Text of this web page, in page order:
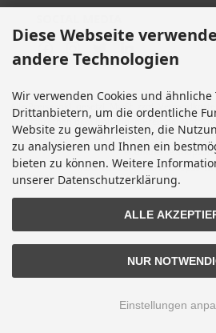
Alle Preise inkl. gesetzl. MwSt. zzgl. Versandkosten
entsprechen dem bisherigen Preis bei
Motorradteile & Motorrad Ersatzteile © 2026 |
eCommerce
modified eCommerce
Diese Webseite
andere Technologien
Wir verwenden Cookies und
Drittanbietern, um die ordentliche
Website zu gewährleisten, die
zu analysieren und Ihnen ein
bieten zu können. Weitere
unserer Datenschutzerklärung.
ALLE
NUR
Einstellungen